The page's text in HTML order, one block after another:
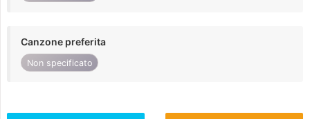
Canzone preferita
Non specificato